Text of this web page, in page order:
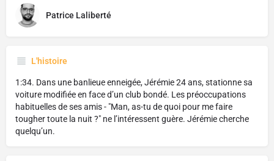
Patrice Laliberté
L'histoire
1:34. Dans une banlieue enneigée, Jérémie 24 ans, stationne sa
voiture modifiée en face d’un club bondé. Les préoccupations
habituelles de ses amis - "Man, as-tu de quoi pour me faire
tougher toute la nuit ?" ne l’intéressent guère. Jérémie cherche
quelqu’un.